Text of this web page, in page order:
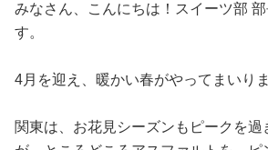
みなさん、こんにちは！スイーツ部
す。
4月を迎え、暖かい春がやってまいりま
関東は、お花見シーズンもピークを過